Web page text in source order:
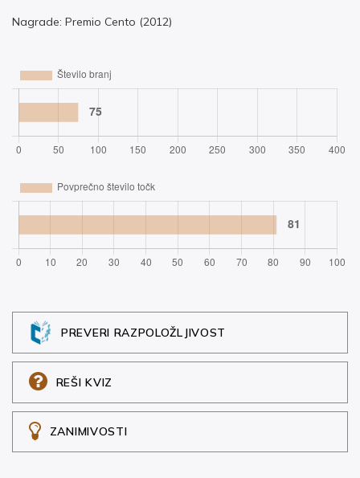
Nagrade: Premio Cento (2012)
PREVERI RAZPOLOŽLJIVOST
REŠI KVIZ
ZANIMIVOSTI